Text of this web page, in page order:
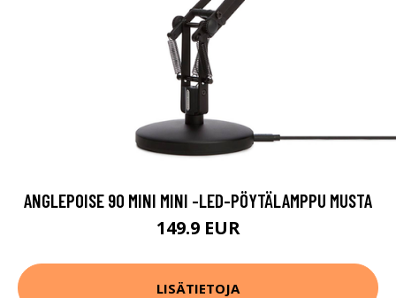
ANGLEPOISE 90 MINI MINI -LED-PÖYTÄLAMPPU MUSTA
149.9 EUR
LISÄTIETOJA